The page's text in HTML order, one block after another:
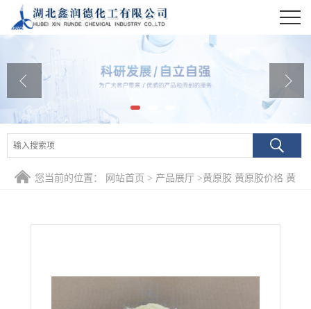
公司介绍
公司动态
产品展厅
证书荣誉
您当前的位置： 网站首页 > 产品展厅 >黄原胶 黄原胶价格 黄